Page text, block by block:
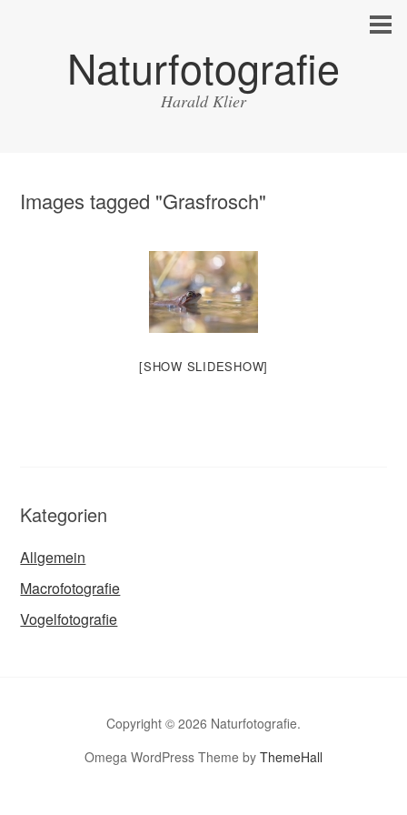
Naturfotografie
Harald Klier
Images tagged "Grasfrosch"
[SHOW SLIDESHOW]
Kategorien
Allgemein
Macrofotografie
Vogelfotografie
Copyright © 2026 Naturfotografie.
Omega WordPress Theme by ThemeHall